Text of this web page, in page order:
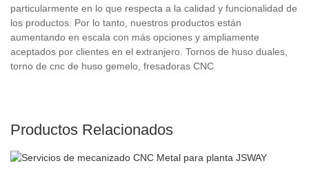
particularmente en lo que respecta a la calidad y funcionalidad de
los productos. Por lo tanto, nuestros productos están
aumentando en escala con más opciones y ampliamente
aceptados por clientes en el extranjero. Tornos de huso duales,
torno de cnc de huso gemelo, fresadoras CNC
Productos Relacionados